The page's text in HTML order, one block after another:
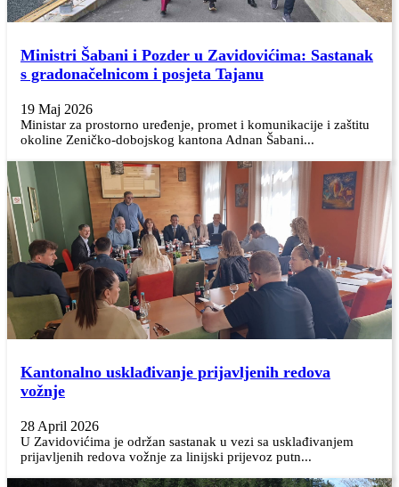
Ministri Šabani i Pozder u Zavidovićima: Sastanak
s gradonačelnicom i posjeta Tajanu
19 Maj 2026
Ministar za prostorno uređenje, promet i komunikacije i zaštitu
okoline Zeničko-dobojskog kantona Adnan Šabani...
Kantonalno usklađivanje prijavljenih redova
vožnje
28 April 2026
U Zavidovićima je održan sastanak u vezi sa usklađivanjem
prijavljenih redova vožnje za linijski prijevoz putn...